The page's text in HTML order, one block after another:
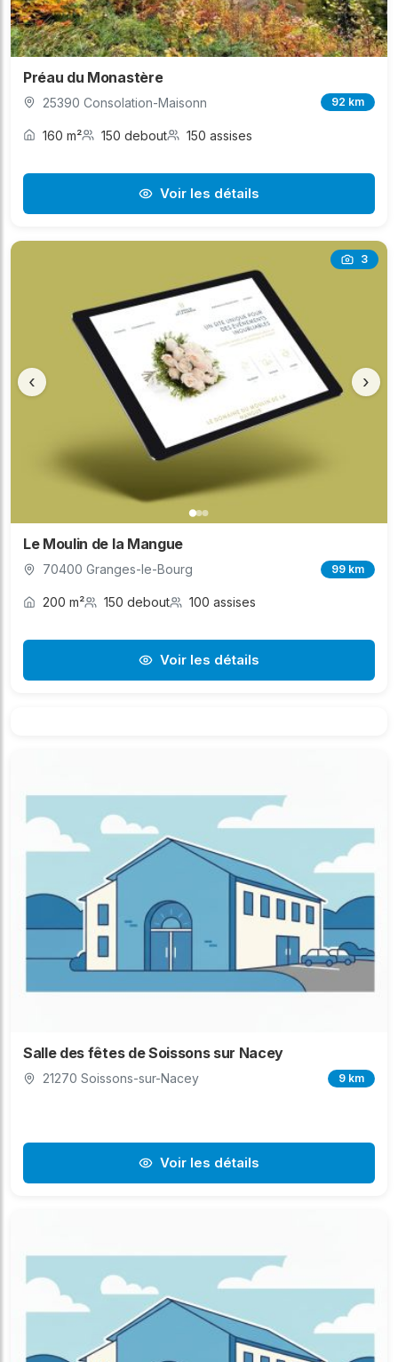
Préau du Monastère
25390 Consolation-Maisonn 92 km
160 m² 150 debout 150 assises
Voir les détails
3
‹ ›
Le Moulin de la Mangue
70400 Granges-le-Bourg 99 km
200 m² 150 debout 100 assises
Voir les détails
Salle des fêtes de Soissons sur Nacey
21270 Soissons-sur-Nacey 9 km
Voir les détails